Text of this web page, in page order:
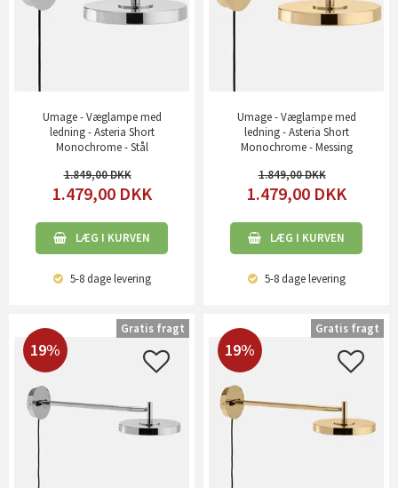
Umage - Væglampe med
ledning - Asteria Short
Monochrome - Stål
1.849,00
1.479,00 DKK
LÆG I KURVEN
5-8 dagelevering
Umage - Væglampe med
ledning - Asteria Short
Monochrome - Messing
1.849,00
1.479,00 DKK
LÆG I KURVEN
5-8 dagelevering
19%
Gratis fragt
19%
Gratis fragt